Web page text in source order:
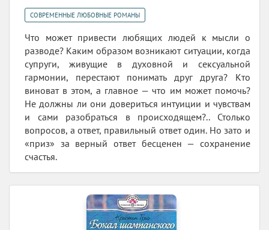
СОВРЕМЕННЫЕ ЛЮБОВНЫЕ РОМАНЫ
Что может привести любящих людей к мысли о
разводе? Каким образом возникают ситуации, когда
супруги, живущие в духовной и сексуальной
гармонии, перестают понимать друг друга? Кто
виноват в этом, а главное — что им может помочь?
Не должны ли они довериться интуиции и чувствам
и сами разобраться в происходящем?.. Столько
вопросов, а ответ, правильный ответ один. Но зато и
«приз» за верный ответ бесценен — сохранение
счастья.